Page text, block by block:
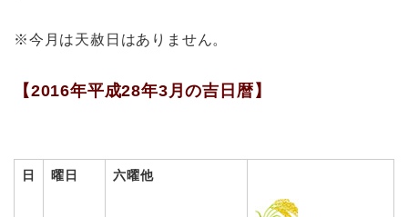
※今月は天赦日はありません。
【2016年平成28年3月の吉日暦】
日 曜日 六曜他